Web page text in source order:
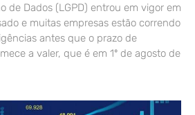
de Dados (LGPD) entrou em vigor em
e muitas empresas estão correndo
antes que o prazo de
a valer, que é em 1º de agosto de